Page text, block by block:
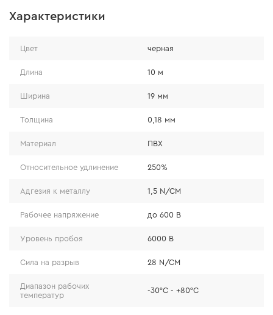
условиях окружающей среды.
Благодаря особому составу ПВХ-пленки и клеевого
прочность на пробой в 6000 В, что является высоким
показателем при изоляции кабелей и проводов
Характеристики
Цвет черная
Длина 10 м
Ширина 19 мм
Толщина 0,18 мм
Материал ПВХ
Относительное удлинение 250%
Адгезия к металлу 1,5 N/CM
Рабочее напряжение до 600 В
Уровень пробоя 6000 В
Сила на разрыв 28 N/CM
Диапазон рабочих
температур
-30°С - +80°С